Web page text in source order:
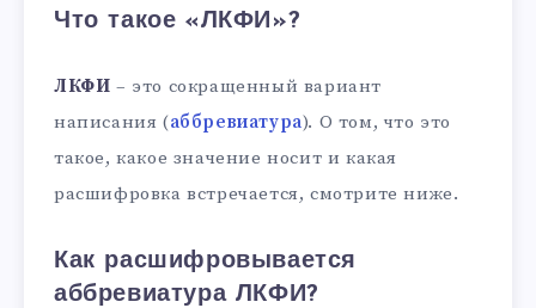
Что такое «ЛКФИ»?
ЛКФИ – это сокращенный вариант
написания (аббревиатура). О том, что это
такое, какое значение носит и какая
расшифровка встречается, смотрите ниже.
Как расшифровывается
аббревиатура ЛКФИ?